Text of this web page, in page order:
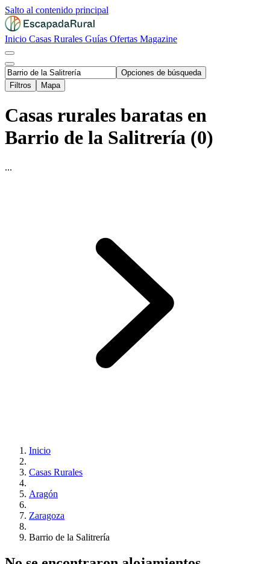
Salto al contenido principal
Inicio Casas Rurales Guías Ofertas Magazine
Opciones de búsqueda
Filtros
Mapa
Casas rurales baratas en
Barrio de la Salitrería (0)
...
Inicio
Casas Rurales
Aragón
Zaragoza
Barrio de la Salitrería